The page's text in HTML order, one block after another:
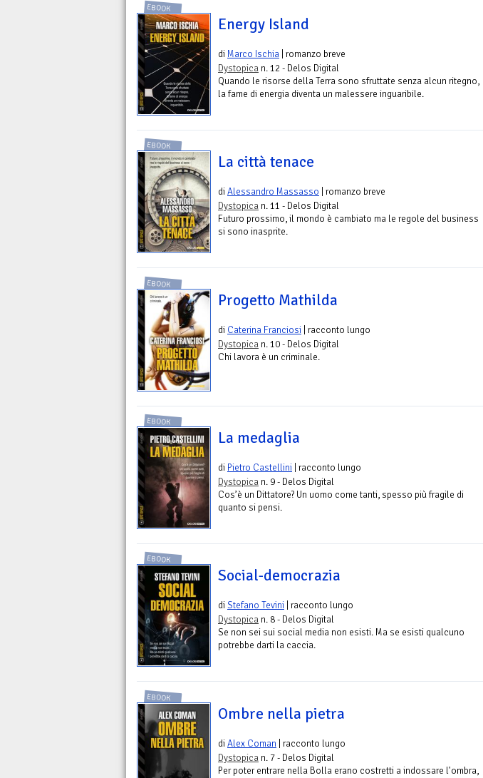
EBOOK
Energy Island
di Marco Ischia | romanzo breve
Dystopica n. 12 - Delos Digital
Quando le risorse della Terra sono sfruttate senza alcun ritegno,
la fame di energia diventa un malessere inguaribile.
EBOOK
La città tenace
diAlessandro Massasso | romanzo breve
Dystopica n. 11 - Delos Digital
Futuro prossimo, il mondo è cambiato ma le regole del business
si sono inasprite.
EBOOK
Progetto Mathilda
di Caterina Franciosi | racconto lungo
Dystopica n. 10 - Delos Digital
Chi lavora è un criminale.
EBOOK
La medaglia
di Pietro Castellini | racconto lungo
Dystopica n. 9 - Delos Digital
Cos’è un Dittatore? Un uomo come tanti, spesso più fragile di
quanto si pensi.
EBOOK
Social-democrazia
diStefano Tevini | racconto lungo
Dystopica n. 8 - Delos Digital
Se non sei sui social media non esisti. Ma se esisti qualcuno
potrebbe darti la caccia.
EBOOK
Ombre nella pietra
diAlex Coman | racconto lungo
Dystopica n. 7 - Delos Digital
Per poter entrare nella Bolla erano costretti a indossare l'ombra,